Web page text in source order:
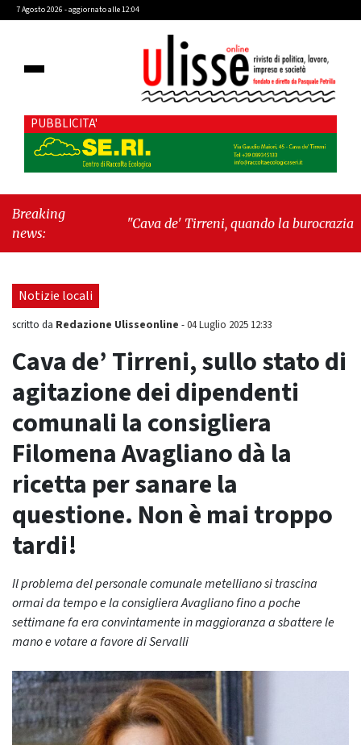
7 Agosto 2026 - aggiornato alle 12:04
PUBBLICITA'
Breaking
news:
"Cava de' Tirreni, quando la burocrazia
Notizie locali
scritto da Redazione Ulisseonline -04 Luglio 2025 12:33
Cava de’ Tirreni, sullo stato di
agitazione dei dipendenti
comunali la consigliera
Filomena Avagliano dà la
ricetta per sanare la
questione. Non è mai troppo
tardi!
Il problema del personale comunale metelliano si trascina
ormai da tempo e la consigliera Avagliano fino a poche
settimane fa era convintamente in maggioranza a sbattere le
mano e votare a favore di Servalli